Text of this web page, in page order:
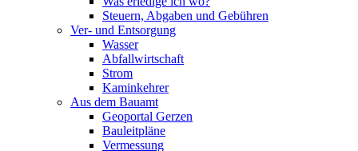
Steuern, Abgaben und Gebühren
Ver- und Entsorgung
Wasser
Abfallwirtschaft
Strom
Kaminkehrer
Aus dem Bauamt
Geoportal Gerzen
Bauleitpläne
Vermessung